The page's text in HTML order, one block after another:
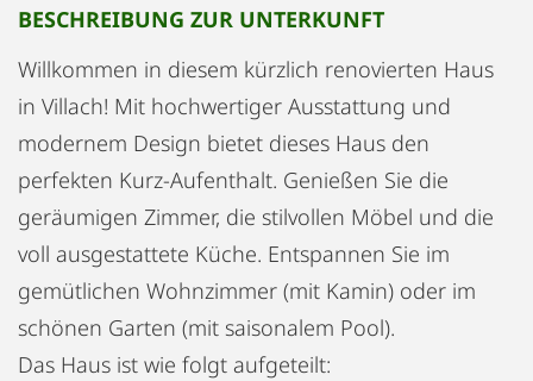
BESCHREIBUNG ZUR UNTERKUNFT
Willkommen in diesem kürzlich renovierten Haus
in Villach! Mit hochwertiger Ausstattung und
modernem Design bietet dieses Haus den
perfekten Kurz-Aufenthalt. Genießen Sie die
geräumigen Zimmer, die stilvollen Möbel und die
voll ausgestattete Küche. Entspannen Sie im
gemütlichen Wohnzimmer (mit Kamin) oder im
schönen Garten (mit saisonalem Pool).
Das Haus ist wie folgt aufgeteilt: